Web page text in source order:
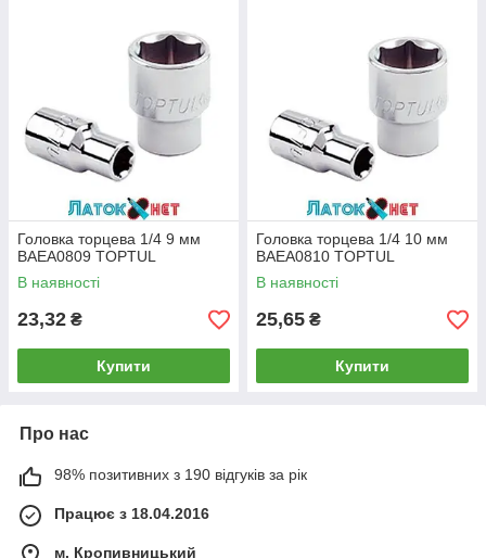
Головка торцева 1/4 9 мм
BAEA0809 TOPTUL
В наявності
23,32 ₴
Купити
Головка торцева 1/4 10 мм
BAEA0810 TOPTUL
В наявності
25,65 ₴
Купити
Про нас
98% позитивних з 190 відгуків за рік
Працює з 18.04.2016
м. Кропивницький